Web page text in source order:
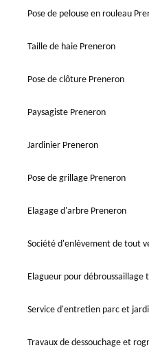
Pose de pelouse en rouleau
Taille de haie Preneron
Pose de clôture Preneron
Paysagiste Preneron
Jardinier Preneron
Pose de grillage Preneron
Elagage d'arbre Preneron
Société d'enlèvement de tout
Elagueur pour débroussaillage
Service d'entretien parc et
Travaux de dessouchage et